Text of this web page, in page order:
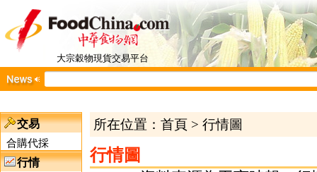
大宗穀物現貨交易平台
交易
合購代採
行情
所在位置： 首頁 > 行情圖
行情圖